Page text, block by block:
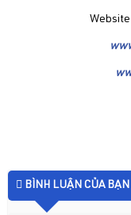
BÌNH LUẬN CỦA BẠN